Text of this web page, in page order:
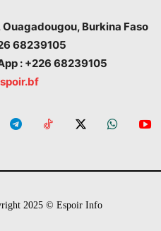
Ouagadougou, Burkina Faso
68239105
: +226 68239105
2025 © Espoir Info